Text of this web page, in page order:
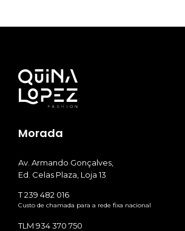
Morada
Av. Armando Gonçalves,
Ed. Celas Plaza, Loja 13
T 239 482 016
Custo de chamada para a rede fixa nacional
TLM 934 370 750